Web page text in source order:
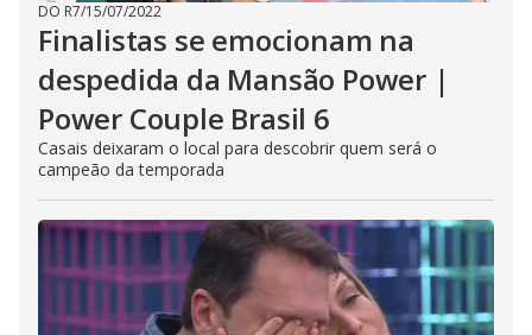
DO R7/15/07/2022
Finalistas se emocionam na
despedida da Mansão Power |
Power Couple Brasil 6
Casais deixaram o local para descobrir quem será o
campeão da temporada